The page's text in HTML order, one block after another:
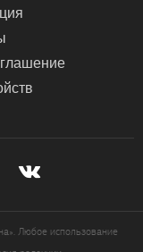
Любое использование